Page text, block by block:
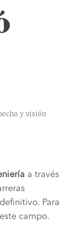
y visión
a través
Para
campo.